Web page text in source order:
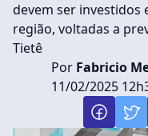
devem ser investidos
região, voltadas a
Tietê
Por Fabricio
11/02/2025